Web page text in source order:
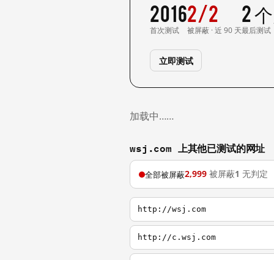
2016
首次测试
2/2
被屏蔽 · 近 90 天
2
最后测试
立即测试
加载中……
wsj.com 上其他已测试的网址
全部被屏蔽2,999 被屏蔽1 无判定
http://wsj.com
http://c.wsj.com